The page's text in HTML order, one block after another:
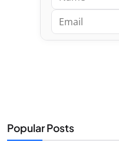
Popular Posts